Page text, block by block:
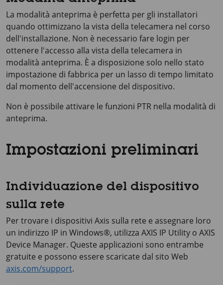
La modalità anteprima è perfetta per gli installatori
quando ottimizzano la vista della telecamera nel corso
dell'installazione. Non è necessario fare login per
ottenere l'accesso alla vista della telecamera in
modalità anteprima. È a disposizione solo nello stato
impostazione di fabbrica per un lasso di tempo limitato
dal momento dell'accensione del dispositivo.
Non è possibile attivare le funzioni PTR nella modalità di
anteprima.
Impostazioni preliminari
Individuazione del dispositivo
sulla rete
Per trovare i dispositivi Axis sulla rete e assegnare loro
un indirizzo IP in Windows®, utilizza AXIS IP Utility o AXIS
Device Manager. Queste applicazioni sono entrambe
gratuite e possono essere scaricate dal sito Web
axis.com/support.